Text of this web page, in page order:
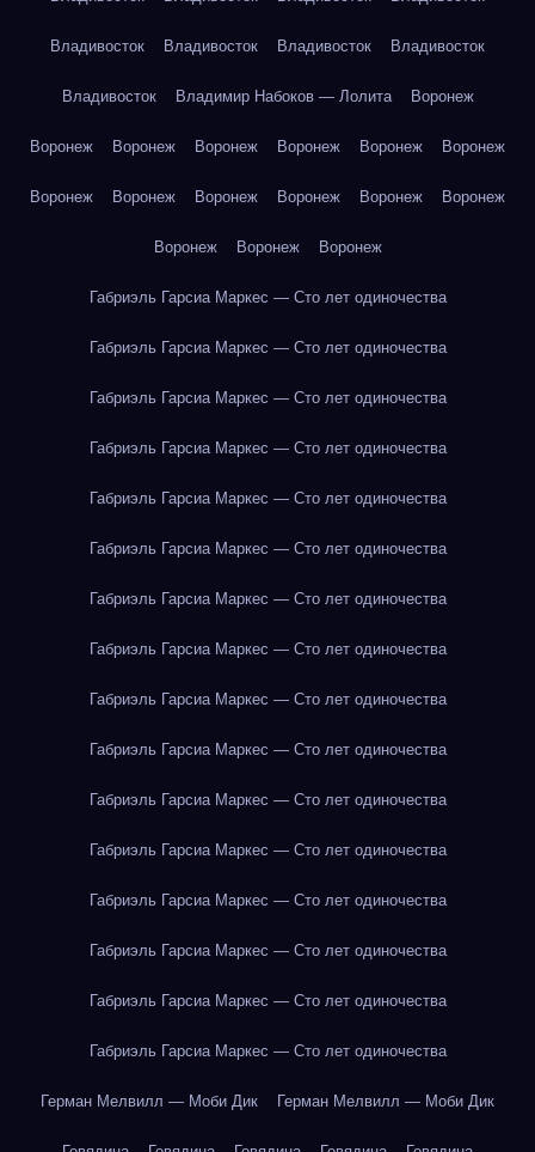
Владивосток Владивосток Владивосток Владивосток
Владивосток Владимир Набоков — Лолита Воронеж
Воронеж Воронеж Воронеж Воронеж Воронеж Воронеж
Воронеж Воронеж Воронеж Воронеж Воронеж Воронеж
Воронеж Воронеж Воронеж
Габриэль Гарсиа Маркес — Сто лет одиночества
Габриэль Гарсиа Маркес — Сто лет одиночества
Габриэль Гарсиа Маркес — Сто лет одиночества
Габриэль Гарсиа Маркес — Сто лет одиночества
Габриэль Гарсиа Маркес — Сто лет одиночества
Габриэль Гарсиа Маркес — Сто лет одиночества
Габриэль Гарсиа Маркес — Сто лет одиночества
Габриэль Гарсиа Маркес — Сто лет одиночества
Габриэль Гарсиа Маркес — Сто лет одиночества
Габриэль Гарсиа Маркес — Сто лет одиночества
Габриэль Гарсиа Маркес — Сто лет одиночества
Габриэль Гарсиа Маркес — Сто лет одиночества
Габриэль Гарсиа Маркес — Сто лет одиночества
Габриэль Гарсиа Маркес — Сто лет одиночества
Габриэль Гарсиа Маркес — Сто лет одиночества
Габриэль Гарсиа Маркес — Сто лет одиночества
Герман Мелвилл — Моби Дик Герман Мелвилл — Моби Дик